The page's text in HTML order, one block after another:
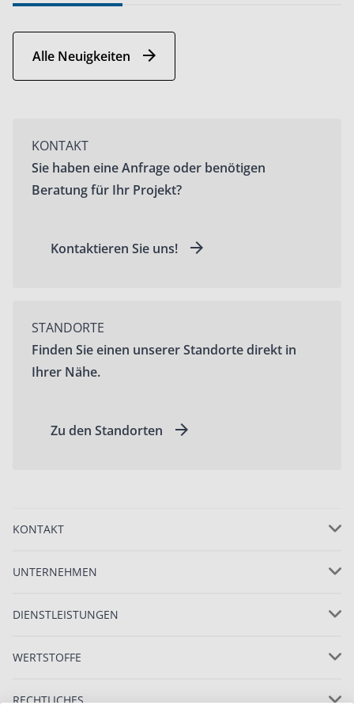
Alle Neuigkeiten
KONTAKT
Sie haben eine Anfrage oder benötigen
Beratung für Ihr Projekt?
Kontaktieren Sie uns!
STANDORTE
Finden Sie einen unserer Standorte direkt in
Ihrer Nähe.
Zu den Standorten
KONTAKT
UNTERNEHMEN
DIENSTLEISTUNGEN
WERTSTOFFE
RECHTLICHES